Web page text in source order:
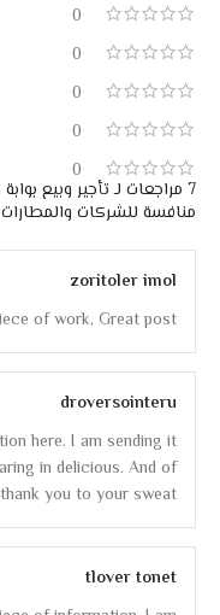
0
0
0
0
0
7 مراجعات لـ
منافسة للشركات والمطارات
zoritoler imol
of work, Great post.
droversointeru
here. I am sending it
in delicious. And of
you to your sweat!
tlover tonet